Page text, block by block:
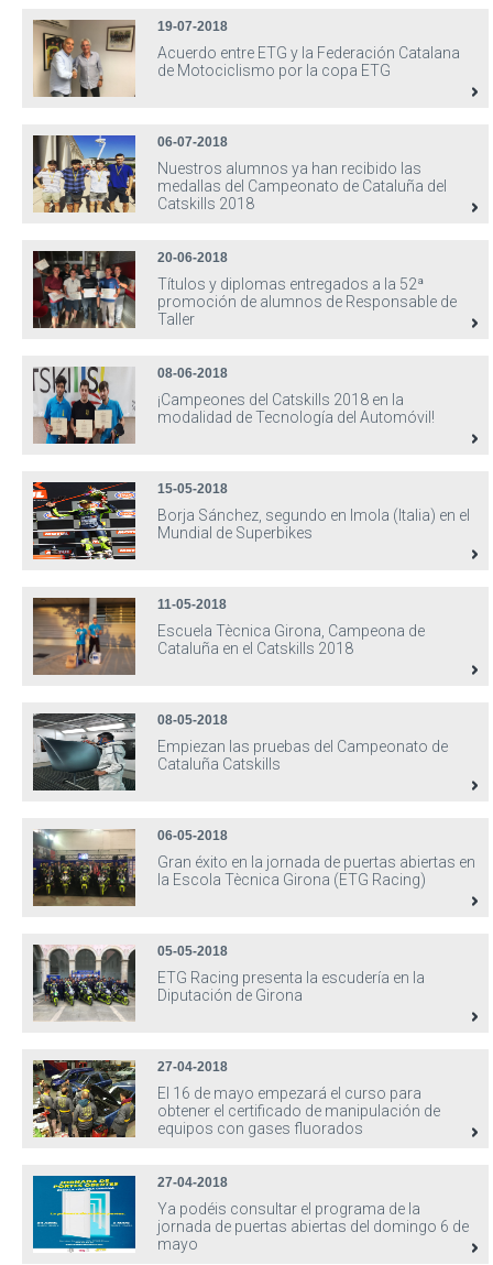
19-07-2018
Acuerdo entre ETG y la Federación Catalana
de Motociclismo por la copa ETG
06-07-2018
Nuestros alumnos ya han recibido las
medallas del Campeonato de Cataluña del
Catskills 2018
20-06-2018
Títulos y diplomas entregados a la 52ª
promoción de alumnos de Responsable de
Taller
08-06-2018
¡Campeones del Catskills 2018 en la
modalidad de Tecnología del Automóvil!
15-05-2018
Borja Sánchez, segundo en Imola (Italia) en el
Mundial de Superbikes
11-05-2018
Escuela Tècnica Girona, Campeona de
Cataluña en el Catskills 2018
08-05-2018
Empiezan las pruebas del Campeonato de
Cataluña Catskills
06-05-2018
Gran éxito en la jornada de puertas abiertas en
la Escola Tècnica Girona (ETG Racing)
05-05-2018
ETG Racing presenta la escudería en la
Diputación de Girona
27-04-2018
El 16 de mayo empezará el curso para
obtener el certificado de manipulación de
equipos con gases fluorados
27-04-2018
Ya podéis consultar el programa de la
jornada de puertas abiertas del domingo 6 de
mayo